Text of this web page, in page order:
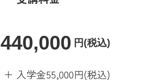
440,000 円(税込)
＋ 入学金55,000円(税込)